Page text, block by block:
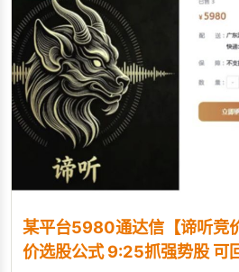
某平台5980通达信【谛听竞
价选股公式 9:25抓强势股 可